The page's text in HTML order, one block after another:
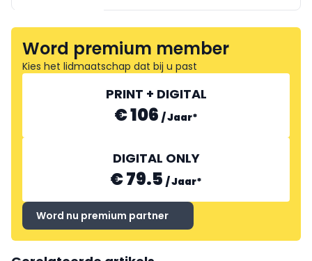
Word premium member
Kies het lidmaatschap dat bij u past
PRINT + DIGITAL
€ 106 /Jaar*
DIGITAL ONLY
€ 79.5 /Jaar*
Word nu premium partner